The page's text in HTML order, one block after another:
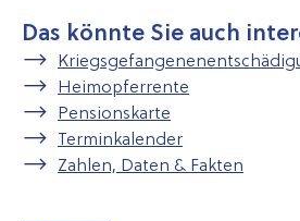
Das könnte Sie auch
Heimopferrente
Pensionskarte
Terminkalender
Zahlen, Daten & Fakten